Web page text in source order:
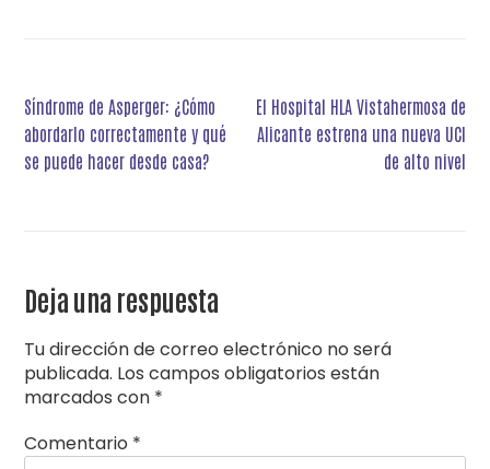
Navegación
de
entradas
Síndrome de Asperger: ¿Cómo
abordarlo correctamente y qué
se puede hacer desde casa?
El Hospital HLA Vistahermosa de
Alicante estrena una nueva UCI
de alto nivel
Deja una respuesta
Tu dirección de correo electrónico no será
publicada. Los campos obligatorios están
marcados con *
Comentario *